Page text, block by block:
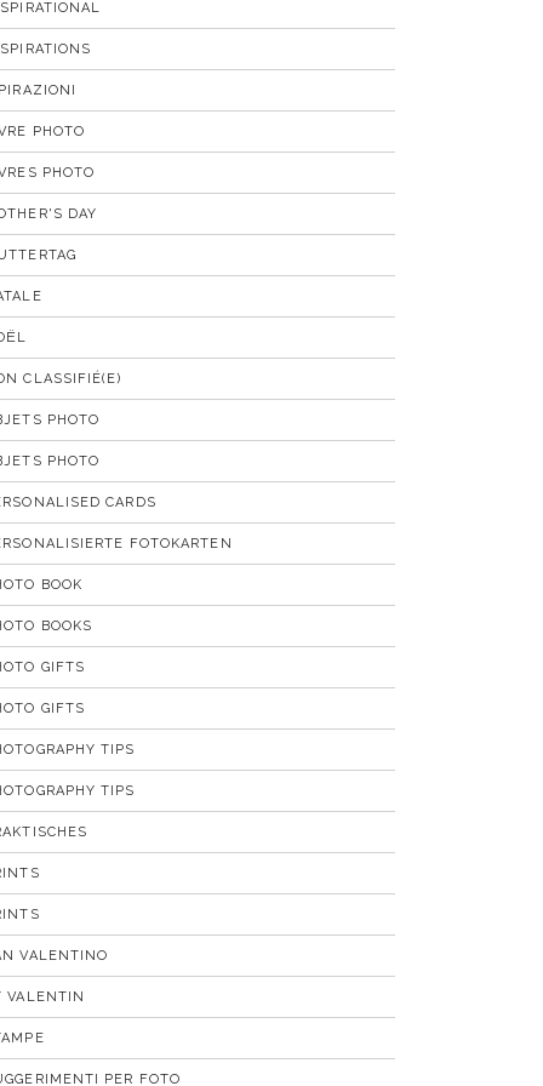
PHOTO
PHOTO
DAY
CLASSIFIÉ(E)
PHOTO
PHOTO
CARDS
FOTOKARTEN
BOOK
BOOKS
GIFTS
GIFTS
TIPS
TIPS
VALENTINO
VALENTIN
PER FOTO